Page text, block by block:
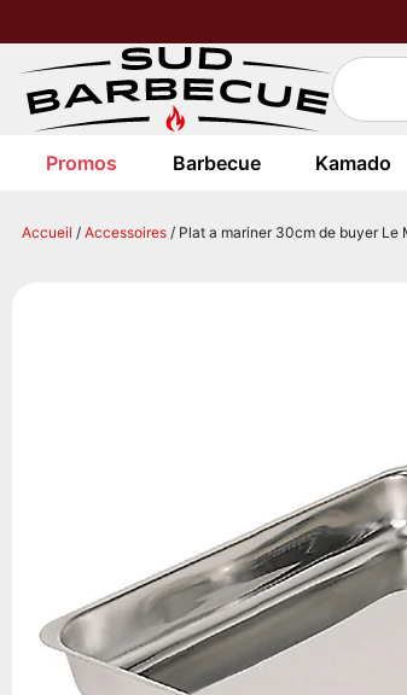
Promos Barbecue Kamado
Accueil / Accessoires / Plat a mariner 30cm de buyer Le